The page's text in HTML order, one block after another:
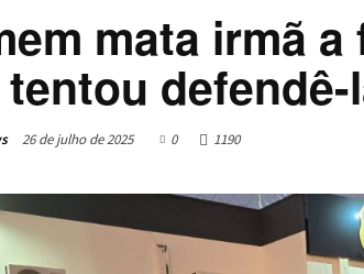
mata irmã
26 de julho de 2025 0 1190